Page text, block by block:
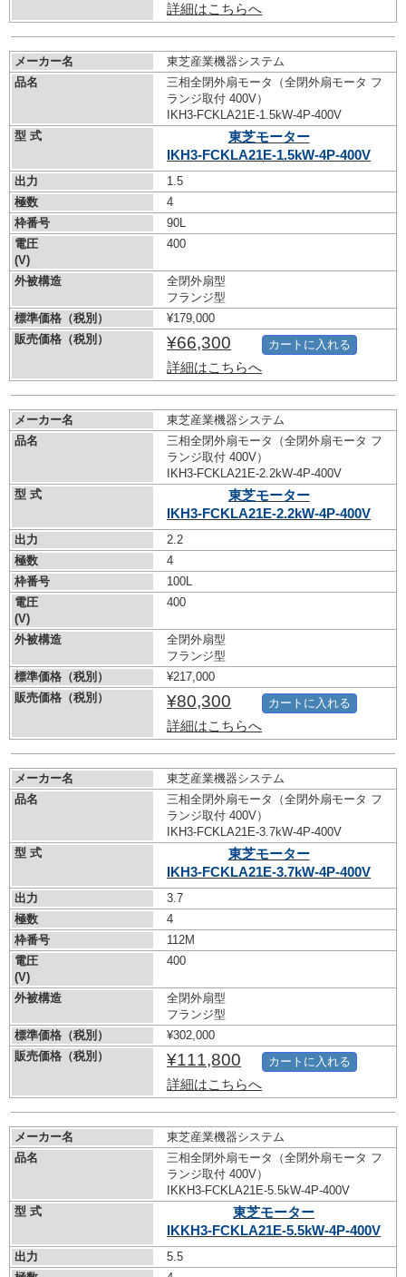
詳細はこちらへ
メーカー名
東芝産業機器システム
品名
三相全閉外扇モータ（全閉外扇モータ フ
ランジ取付 400V）
IKH3-FCKLA21E-1.5kW-4P-400V
型 式
東芝モーター
IKH3-FCKLA21E-1.5kW-4P-400V
出力
1.5
極数
4
枠番号
90L
電圧
(V)
400
外被構造
全閉外扇型
フランジ型
標準価格（税別）
¥179,000
販売価格（税別）
¥66,300
詳細はこちらへ
カートに入れる
メーカー名
東芝産業機器システム
品名
三相全閉外扇モータ（全閉外扇モータ フ
ランジ取付 400V）
IKH3-FCKLA21E-2.2kW-4P-400V
型 式
東芝モーター
IKH3-FCKLA21E-2.2kW-4P-400V
出力
2.2
極数
4
枠番号
100L
電圧
(V)
400
外被構造
全閉外扇型
フランジ型
標準価格（税別）
¥217,000
販売価格（税別）
¥80,300
詳細はこちらへ
カートに入れる
メーカー名
東芝産業機器システム
品名
三相全閉外扇モータ（全閉外扇モータ フ
ランジ取付 400V）
IKH3-FCKLA21E-3.7kW-4P-400V
型 式
東芝モーター
IKH3-FCKLA21E-3.7kW-4P-400V
出力
3.7
極数
4
枠番号
112M
電圧
(V)
400
外被構造
全閉外扇型
フランジ型
標準価格（税別）
¥302,000
販売価格（税別）
¥111,800
詳細はこちらへ
カートに入れる
メーカー名
東芝産業機器システム
品名
三相全閉外扇モータ（全閉外扇モータ フ
ランジ取付 400V）
IKKH3-FCKLA21E-5.5kW-4P-400V
型 式
東芝モーター
IKKH3-FCKLA21E-5.5kW-4P-400V
出力
5.5